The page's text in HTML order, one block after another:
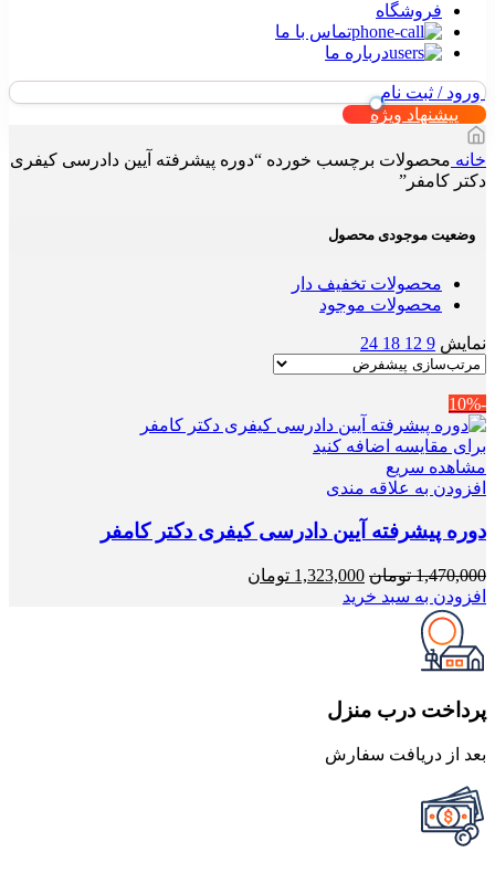
فروشگاه
تماس با ما
درباره ما
ورود / ثبت نام
پیشنهاد ویژه
خانه محصولات برچسب خورده “دوره پیشرفته آیین دادرسی کیفری
دکتر کامفر”
وضعیت موجودی محصول
محصولات تخفیف دار
محصولات موجود
نمایش 9
12
18
24
-10%
برای مقایسه اضافه کنید
مشاهده سریع
افزودن به علاقه مندی
دوره پیشرفته آیین دادرسی کیفری دکتر کامفر
1,470,000 تومان قیمت
اصلی
1,323,000 تومان
افزودن به سبد خرید
پرداخت درب منزل
بعد از دریافت سفارش